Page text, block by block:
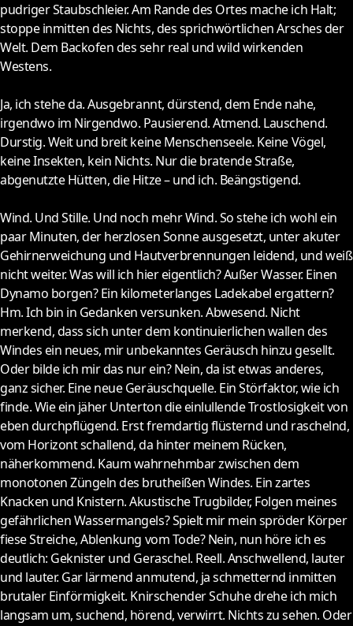
pudriger Staubschleier. Am Rande des Ortes mache ich Halt;
stoppe inmitten des Nichts, des sprichwörtlichen Arsches der
Welt. Dem Backofen des sehr real und wild wirkenden
Westens.
Ja, ich stehe da. Ausgebrannt, dürstend, dem Ende nahe,
irgendwo im Nirgendwo. Pausierend. Atmend. Lauschend.
Durstig. Weit und breit keine Menschenseele. Keine Vögel,
keine Insekten, kein Nichts. Nur die bratende Straße,
abgenutzte Hütten, die Hitze – und ich. Beängstigend.
Wind. Und Stille. Und noch mehr Wind. So stehe ich wohl ein
paar Minuten, der herzlosen Sonne ausgesetzt, unter akuter
Gehirnerweichung und Hautverbrennungen leidend, und weiß
nicht weiter. Was will ich hier eigentlich? Außer Wasser. Einen
Dynamo borgen? Ein kilometerlanges Ladekabel ergattern?
Hm. Ich bin in Gedanken versunken. Abwesend. Nicht
merkend, dass sich unter dem kontinuierlichen wallen des
Windes ein neues, mir unbekanntes Geräusch hinzu gesellt.
Oder bilde ich mir das nur ein? Nein, da ist etwas anderes,
ganz sicher. Eine neue Geräuschquelle. Ein Störfaktor, wie ich
finde. Wie ein jäher Unterton die einlullende Trostlosigkeit von
eben durchpflügend. Erst fremdartig flüsternd und raschelnd,
vom Horizont schallend, da hinter meinem Rücken,
näherkommend. Kaum wahrnehmbar zwischen dem
monotonen Züngeln des brutheißen Windes. Ein zartes
Knacken und Knistern. Akustische Trugbilder, Folgen meines
gefährlichen Wassermangels? Spielt mir mein spröder Körper
fiese Streiche, Ablenkung vom Tode? Nein, nun höre ich es
deutlich: Geknister und Geraschel. Reell. Anschwellend, lauter
und lauter. Gar lärmend anmutend, ja schmetternd inmitten
brutaler Einförmigkeit. Knirschender Schuhe drehe ich mich
langsam um, suchend, hörend, verwirrt. Nichts zu sehen. Oder